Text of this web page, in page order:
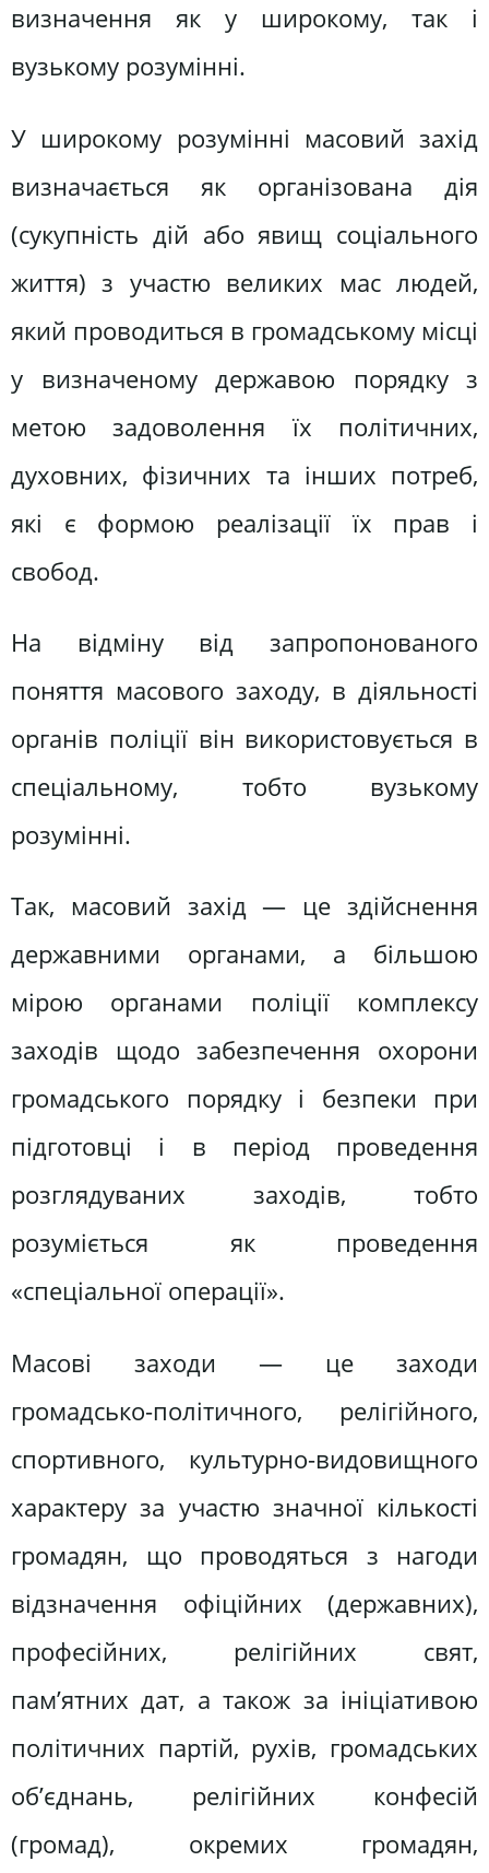
визначення як у широкому, так і
вузькому розумінні.
У широкому розумінні масовий захід
визначається як організована дія
(сукупність дій або явищ соціального
життя) з участю великих мас людей,
який проводиться в громадському місці
у визначеному державою порядку з
метою задоволення їх політичних,
духовних, фізичних та інших потреб,
які є формою реалізації їх прав і
свобод.
На відміну від запропонованого
поняття масового заходу, в діяльності
органів поліції він використовується в
спеціальному, тобто вузькому
розумінні.
Так, масовий захід — це здійснення
державними органами, а більшою
мірою органами поліції комплексу
заходів щодо забезпечення охорони
громадського порядку і безпеки при
підготовці і в період проведення
розглядуваних заходів, тобто
розуміється як проведення
«спеціальної операції».
Масові заходи — це заходи
громадсько-політичного, релігійного,
спортивного, культурно-видовищного
характеру за участю значної кількості
громадян, що проводяться з нагоди
відзначення офіційних (державних),
професійних, релігійних свят,
пам’ятних дат, а також за ініціативою
політичних партій, рухів, громадських
об’єднань, релігійних конфесій
(громад), окремих громадян,